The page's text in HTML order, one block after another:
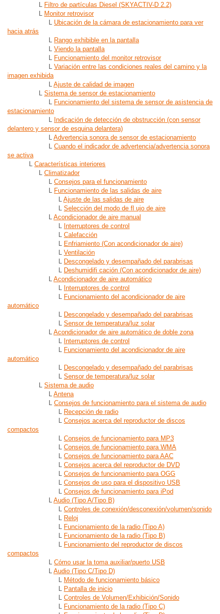
L Filtro de partículas Diesel (SKYACTIV-D 2.2)
L Monitor retrovisor
L Ubicación de la cámara de estacionamiento para ver
hacia atrás
L Rango exhibible en la pantalla
L Viendo la pantalla
L Funcionamiento del monitor retrovisor
L Variación entre las condiciones reales del camino y la
imagen exhibida
L Ajuste de calidad de imagen
L Sistema de sensor de estacionamiento
L Funcionamiento del sistema de sensor de asistencia de
estacionamiento
L Indicación de detección de obstrucción (con sensor
delantero y sensor de esquina delantera)
L Advertencia sonora de sensor de estacionamiento
L Cuando el indicador de advertencia/advertencia sonora
se activa
L Características interiores
L Climatizador
L Consejos para el funcionamiento
L Funcionamiento de las salidas de aire
L Ajuste de las salidas de aire
L Selección del modo de fl ujo de aire
L Acondicionador de aire manual
L Interruptores de control
L Calefacción
L Enfriamiento (Con acondicionador de aire)
L Ventilación
L Descongelado y desempañado del parabrisas
L Deshumidifi cación (Con acondicionador de aire)
L Acondicionador de aire automático
L Interruptores de control
L Funcionamiento del acondicionador de aire
automático
L Descongelado y desempañado del parabrisas
L Sensor de temperatura/luz solar
L Acondicionador de aire automático de doble zona
L Interruptores de control
L Funcionamiento del acondicionador de aire
automático
L Descongelado y desempañado del parabrisas
L Sensor de temperatura/luz solar
L Sistema de audio
L Antena
L Consejos de funcionamiento para el sistema de audio
L Recepción de radio
L Consejos acerca del reproductor de discos
compactos
L Consejos de funcionamiento para MP3
L Consejos de funcionamiento para WMA
L Consejos de funcionamiento para AAC
L Consejos acerca del reproductor de DVD
L Consejos de funcionamiento para OGG
L Consejos de uso para el dispositivo USB
L Consejos de funcionamiento para iPod
L Audio (Tipo A/Tipo B)
L Controles de conexión/desconexión/volumen/sonido
L Reloj
L Funcionamiento de la radio (Tipo A)
L Funcionamiento de la radio (Tipo B)
L Funcionamiento del reproductor de discos
compactos
L Cómo usar la toma auxiliar/puerto USB
L Audio (Tipo C/Tipo D)
L Método de funcionamiento básico
L Pantalla de inicio
L Controles de Volumen/Exhibición/Sonido
L Funcionamiento de la radio (Tipo C)